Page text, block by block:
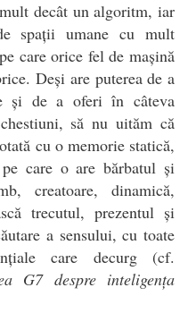
decât un algoritm, iar
spații umane cu mult
care orice fel de mașină
Deși are puterea de a
și de a oferi în câteva
să nu uităm că
cu o memorie statică,
care o are bărbatul și
creatoare, dinamică,
trecutul, prezentul și
a sensului, cu toate
care decurg (cf.
G7 despre inteligența